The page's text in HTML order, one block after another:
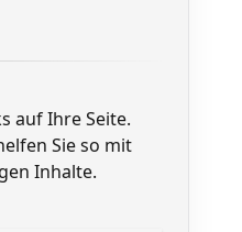
auf Ihre Seite.
Sie so mit
Inhalte.